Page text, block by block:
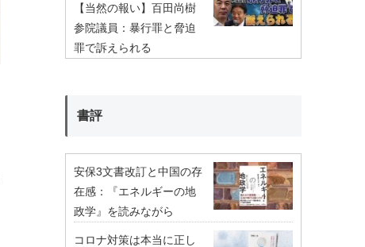
【当然の報い】百田尚樹
参院議員：暴行罪と脅迫
罪で訴えられる
書評
安保3文書改訂と中国の存
在感：『エネルギーの地
政学』を読みながら
コロナ対策は本当に正し